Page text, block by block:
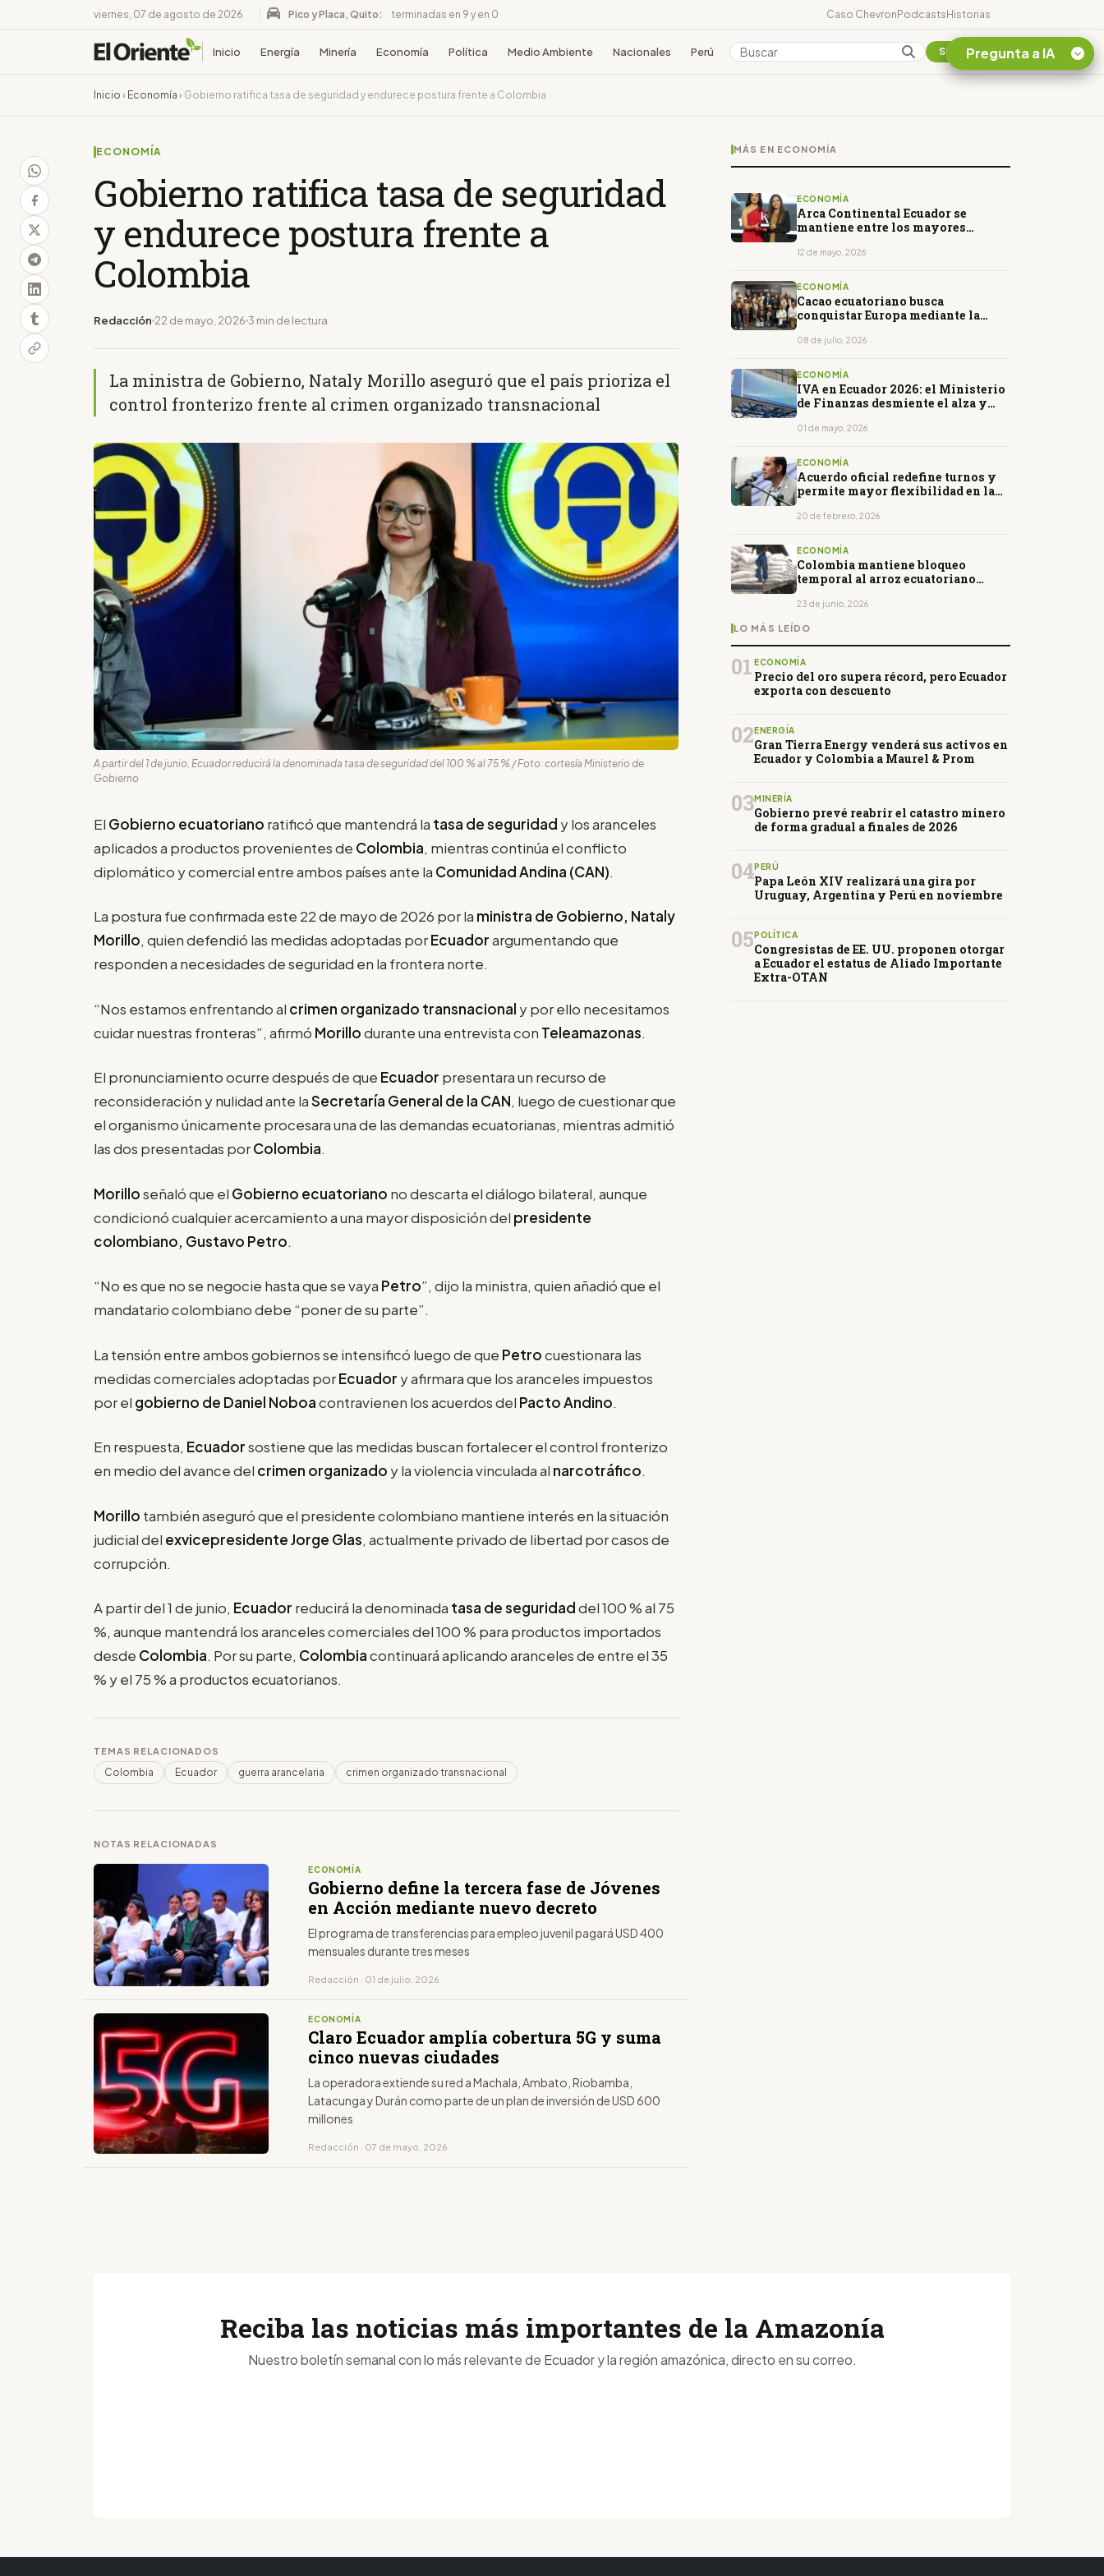
viernes, 07 de agosto de 2026 Pico y Placa, Quito: terminadas en 9 y en 0 Caso ChevronPodcastsHistorias
Inicio Energía Minería Economía Política Medio Ambiente Nacionales Perú Colombia Suscribirse
Inicio › Economía › Gobierno ratifica tasa de seguridad y endurece postura frente a Colombia
ECONOMÍA
Gobierno ratifica tasa de seguridad
y endurece postura frente a
Colombia
Redacción 22 de mayo, 2026 3 min de lectura
La ministra de Gobierno, Nataly Morillo aseguró que el país prioriza el
control fronterizo frente al crimen organizado transnacional
A partir del 1 de junio, Ecuador reducirá la denominada tasa de seguridad del 100 % al 75 % / Foto: cortesía Ministerio de
Gobierno
El Gobierno ecuatoriano ratificó que mantendrá la tasa de seguridad y los aranceles
aplicados a productos provenientes de Colombia, mientras continúa el conflicto
diplomático y comercial entre ambos países ante la Comunidad Andina (CAN).
La postura fue confirmada este 22 de mayo de 2026 por la ministra de Gobierno, Nataly
Morillo, quien defendió las medidas adoptadas porEcuadorargumentando que
responden a necesidades de seguridad en la frontera norte.
“Nos estamos enfrentando al crimen organizado transnacional y por ello necesitamos
cuidar nuestras fronteras”, afirmó Morillodurante una entrevista con Teleamazonas.
El pronunciamiento ocurre después de que Ecuador presentara un recurso de
reconsideración y nulidad ante laSecretaría General de la CAN, luego de cuestionar que
el organismo únicamente procesara una de las demandas ecuatorianas, mientras admitió
las dos presentadas porColombia.
Morilloseñaló que el Gobierno ecuatoriano no descarta el diálogo bilateral, aunque
condicionó cualquier acercamiento a una mayor disposición del presidente
colombiano, Gustavo Petro.
“No es que no se negocie hasta que se vaya Petro”, dijo la ministra, quien añadió que el
mandatario colombiano debe “poner de su parte”.
La tensión entre ambos gobiernos se intensificó luego de que Petrocuestionara las
medidas comerciales adoptadas porEcuador y afirmara que los aranceles impuestos
por el gobierno de Daniel Noboacontravienen los acuerdos del Pacto Andino.
En respuesta, Ecuadorsostiene que las medidas buscan fortalecer el control fronterizo
en medio del avance del crimen organizado y la violencia vinculada al narcotráfico.
Morillo también aseguró que el presidente colombiano mantiene interés en la situación
judicial del exvicepresidente Jorge Glas, actualmente privado de libertad por casos de
corrupción.
A partir del 1 de junio, Ecuador reducirá la denominada tasa de seguridaddel 100 % al 75
%, aunque mantendrá los aranceles comerciales del 100 % para productos importados
desde Colombia. Por su parte, Colombiacontinuará aplicando aranceles de entre el 35
% y el 75 % a productos ecuatorianos.
TEMAS RELACIONADOS
Colombia Ecuador guerra arancelaria crimen organizado transnacional
NOTAS RELACIONADAS
ECONOMÍA
Gobierno define la tercera fase de Jóvenes
en Acción mediante nuevo decreto
El programa de transferencias para empleo juvenil pagará USD 400
mensuales durante tres meses
Redacción · 01 de julio, 2026
ECONOMÍA
Claro Ecuador amplía cobertura 5G y suma
cinco nuevas ciudades
La operadora extiende su red a Machala, Ambato, Riobamba,
Latacunga y Durán como parte de un plan de inversión de USD 600
millones
Redacción · 07 de mayo, 2026
MÁS EN ECONOMÍA
ECONOMÍA
Arca Continental Ecuador se
mantiene entre los mayores
12 de mayo, 2026
ECONOMÍA
Cacao ecuatoriano busca
conquistar Europa mediante la
08 de julio, 2026
ECONOMÍA
IVA en Ecuador 2026: el Ministerio
de Finanzas desmiente el alza y
01 de mayo, 2026
ECONOMÍA
Acuerdo oficial redefine turnos y
permite mayor flexibilidad en la
20 de febrero, 2026
ECONOMÍA
Colombia mantiene bloqueo
temporal al arroz ecuatoriano
23 de junio, 2026
LO MÁS LEÍDO
01 ECONOMÍA
Precio del oro supera récord, pero Ecuador
exporta con descuento
02 ENERGÍA
Gran Tierra Energy venderá sus activos en
Ecuador y Colombia a Maurel & Prom
03MINERÍA
Gobierno prevé reabrir el catastro minero
de forma gradual a finales de 2026
04PERÚ
Papa León XIV realizará una gira por
Uruguay, Argentina y Perú en noviembre
05 POLÍTICA
Congresistas de EE. UU. proponen otorgar
a Ecuador el estatus de Aliado Importante
Extra-OTAN
Pregunta a IA
Reciba las noticias más importantes de la Amazonía
Nuestro boletín semanal con lo más relevante de Ecuador y la región amazónica, directo en su correo.